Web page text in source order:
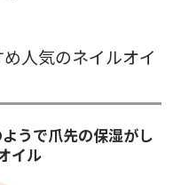
め人気のネイルオイ
うで爪先の保湿がし
イル